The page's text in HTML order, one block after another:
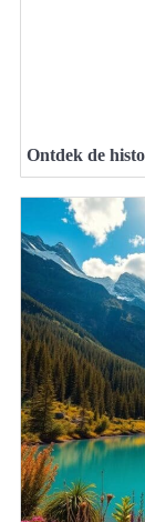
Ontdek de